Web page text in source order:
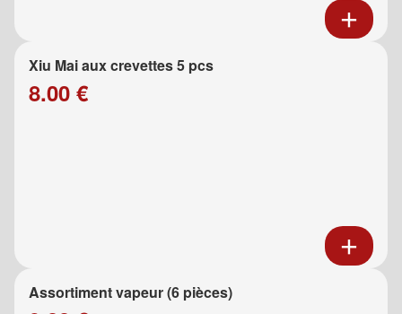
Xiu Mai aux crevettes 5 pcs
8.00 €
Assortiment vapeur (6 pièces)